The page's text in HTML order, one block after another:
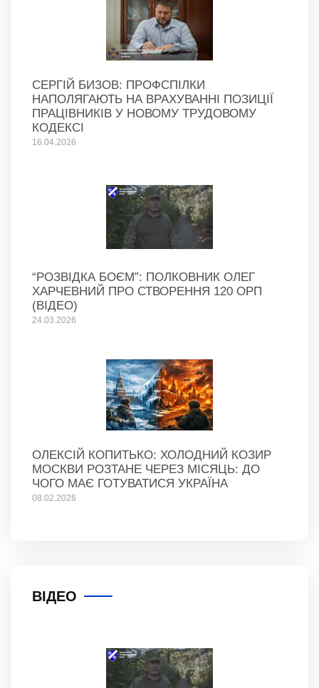
СЕРГІЙ БИЗОВ: ПРОФСПІЛКИ
НАПОЛЯГАЮТЬ НА ВРАХУВАННІ ПОЗИЦІЇ
ПРАЦІВНИКІВ У НОВОМУ ТРУДОВОМУ
КОДЕКСІ
16.04.2026
“РОЗВІДКА БОЄМ”: ПОЛКОВНИК ОЛЕГ
ХАРЧЕВНИЙ ПРО СТВОРЕННЯ 120 ОРП
(ВІДЕО)
24.03.2026
ОЛЕКСІЙ КОПИТЬКО: ХОЛОДНИЙ КОЗИР
МОСКВИ РОЗТАНЕ ЧЕРЕЗ МІСЯЦЬ: ДО
ЧОГО МАЄ ГОТУВАТИСЯ УКРАЇНА
08.02.2026
ВІДЕО